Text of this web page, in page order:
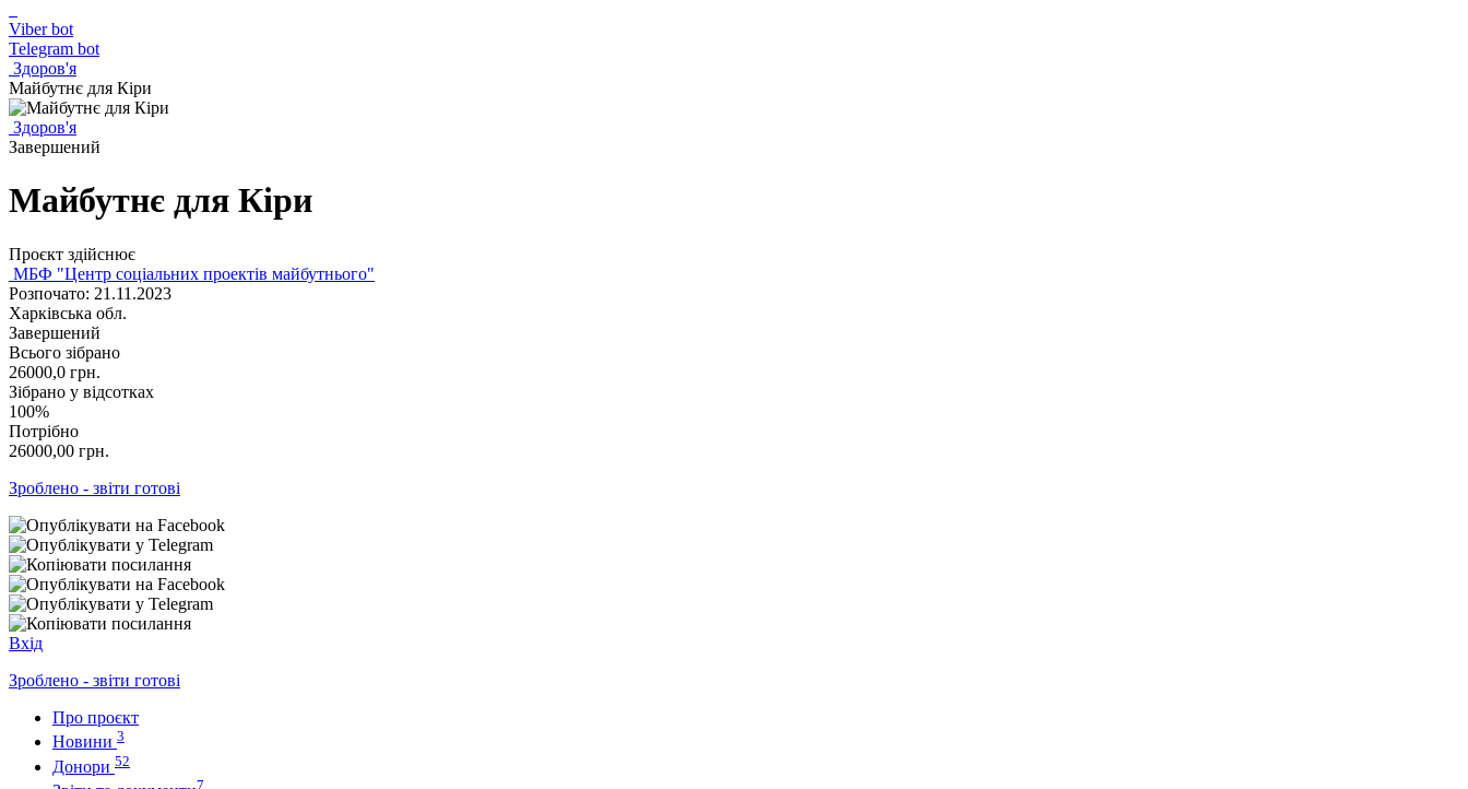
Viber bot
Telegram bot
Здоров'я
Майбутнє для Кіри
Здоров'я
Завершений
Майбутнє для Кіри
Проєкт здійснює
МБФ "Центр соціальних проектів майбутнього"
Розпочато: 21.11.2023
Харківська обл.
Завершений
Всього зібрано
26000,0 грн.
Зібрано у відсотках
100%
Потрібно
26000,00 грн.
Зроблено - звіти готові
Вхід
Зроблено - звіти готові
Про проєкт
Новини 3
Донори 52
7